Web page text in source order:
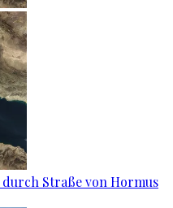
Straße von Hormus